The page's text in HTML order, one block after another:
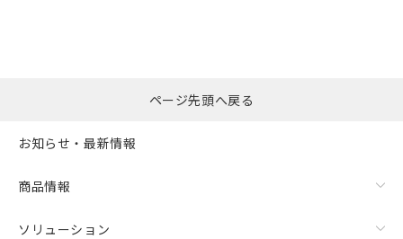
ページ先頭へ戻る
お知らせ・最新情報
商品情報
ソリューション